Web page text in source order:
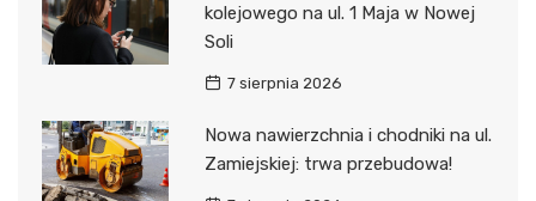
kolejowego na ul. 1 Maja w Nowej
Soli
7 sierpnia 2026
Nowa nawierzchnia i chodniki na ul.
Zamiejskiej: trwa przebudowa!